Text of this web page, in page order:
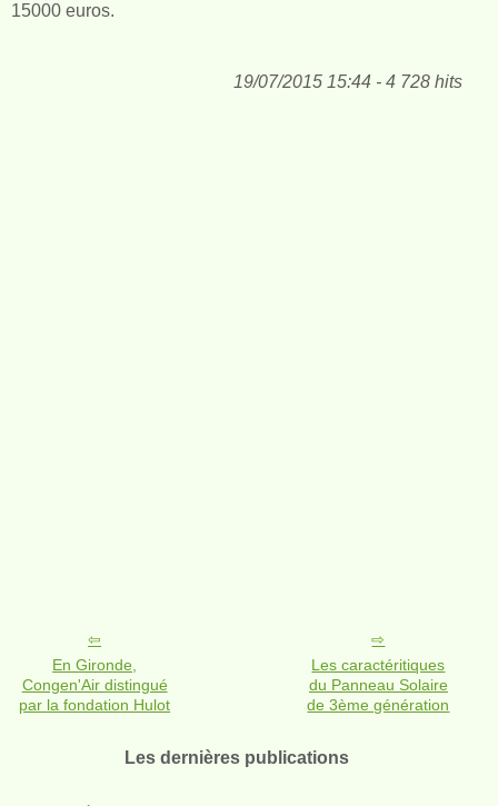
15000 euros.
19/07/2015 15:44 - 4 728 hits
En Gironde,
Congen'Air distingué
par la fondation Hulot
Les caractéritiques
du Panneau Solaire
de 3ème génération
Les dernières publications